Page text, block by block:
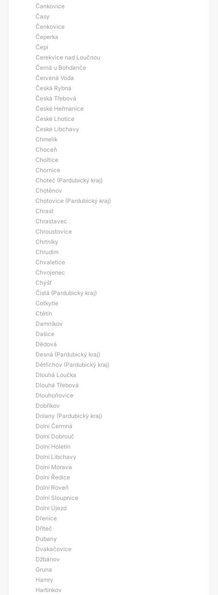
Čankovice
Časy
Čenkovice
Čeperka
Čepí
Cerekvice nad Loučnou
Černá u Bohdanče
Červená Voda
Česká Rybná
Česká Třebová
České Heřmanice
České Lhotice
České Libchavy
Chmelík
Choceň
Choltice
Chornice
Choteč (Pardubický kraj)
Chotěnov
Chotovice (Pardubický kraj)
Chrast
Chrastavec
Chroustovice
Chrtníky
Chrudim
Chvaletice
Chvojenec
Chýšť
Čistá (Pardubický kraj)
Cotkytle
Ctětín
Damníkov
Dašice
Dědová
Desná (Pardubický kraj)
Dětřichov (Pardubický kraj)
Dlouhá Loučka
Dlouhá Třebová
Dlouhoňovice
Dobříkov
Dolany (Pardubický kraj)
Dolní Čermná
Dolní Dobrouč
Dolní Holetín
Dolní Libchavy
Dolní Morava
Dolní Ředice
Dolní Roveň
Dolní Sloupnice
Dolní Újezd
Dřenice
Dříteč
Dubany
Dvakačovice
Džbánov
Gruna
Hamry
Hartinkov